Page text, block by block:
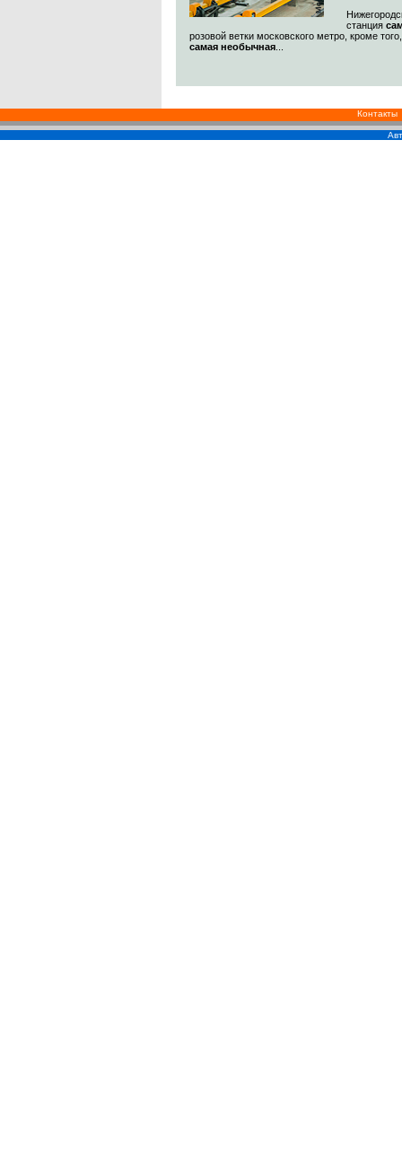
станция
розовой ветки московского метро, кроме
самая необычная
Контакты